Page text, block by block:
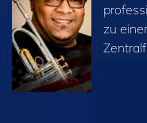
zu